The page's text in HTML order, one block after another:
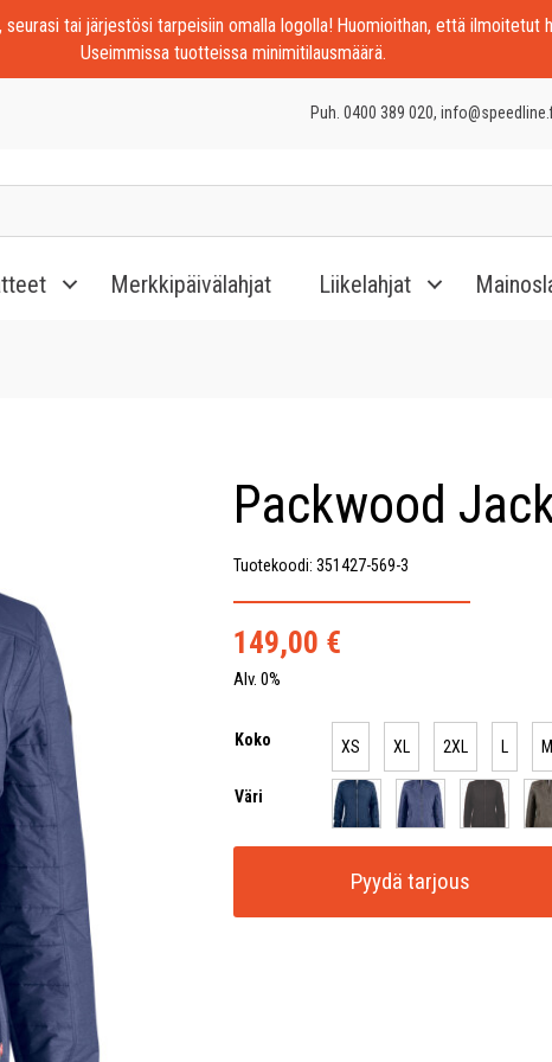
tai järjestösi tarpeisiin omalla logolla! Huomioithan, että ilmoitetut
Useimmissa tuotteissa minimitilausmäärä.
Puh. 0400 389 020,
Merkkipäivälahjat Liikelahjat
Packwood
Tuotekoodi: 351427-569-3
149,00 €
Alv. 0%
Koko XS XL 2XL L M
Väri
Pyydä tarjous